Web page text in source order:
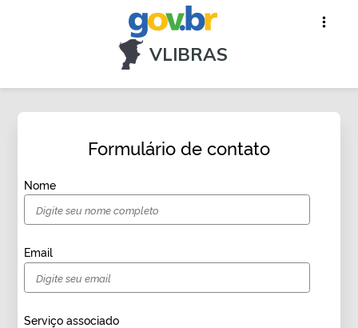
VLIBRAS
Formulário de contato
Nome
Email
Serviço associado